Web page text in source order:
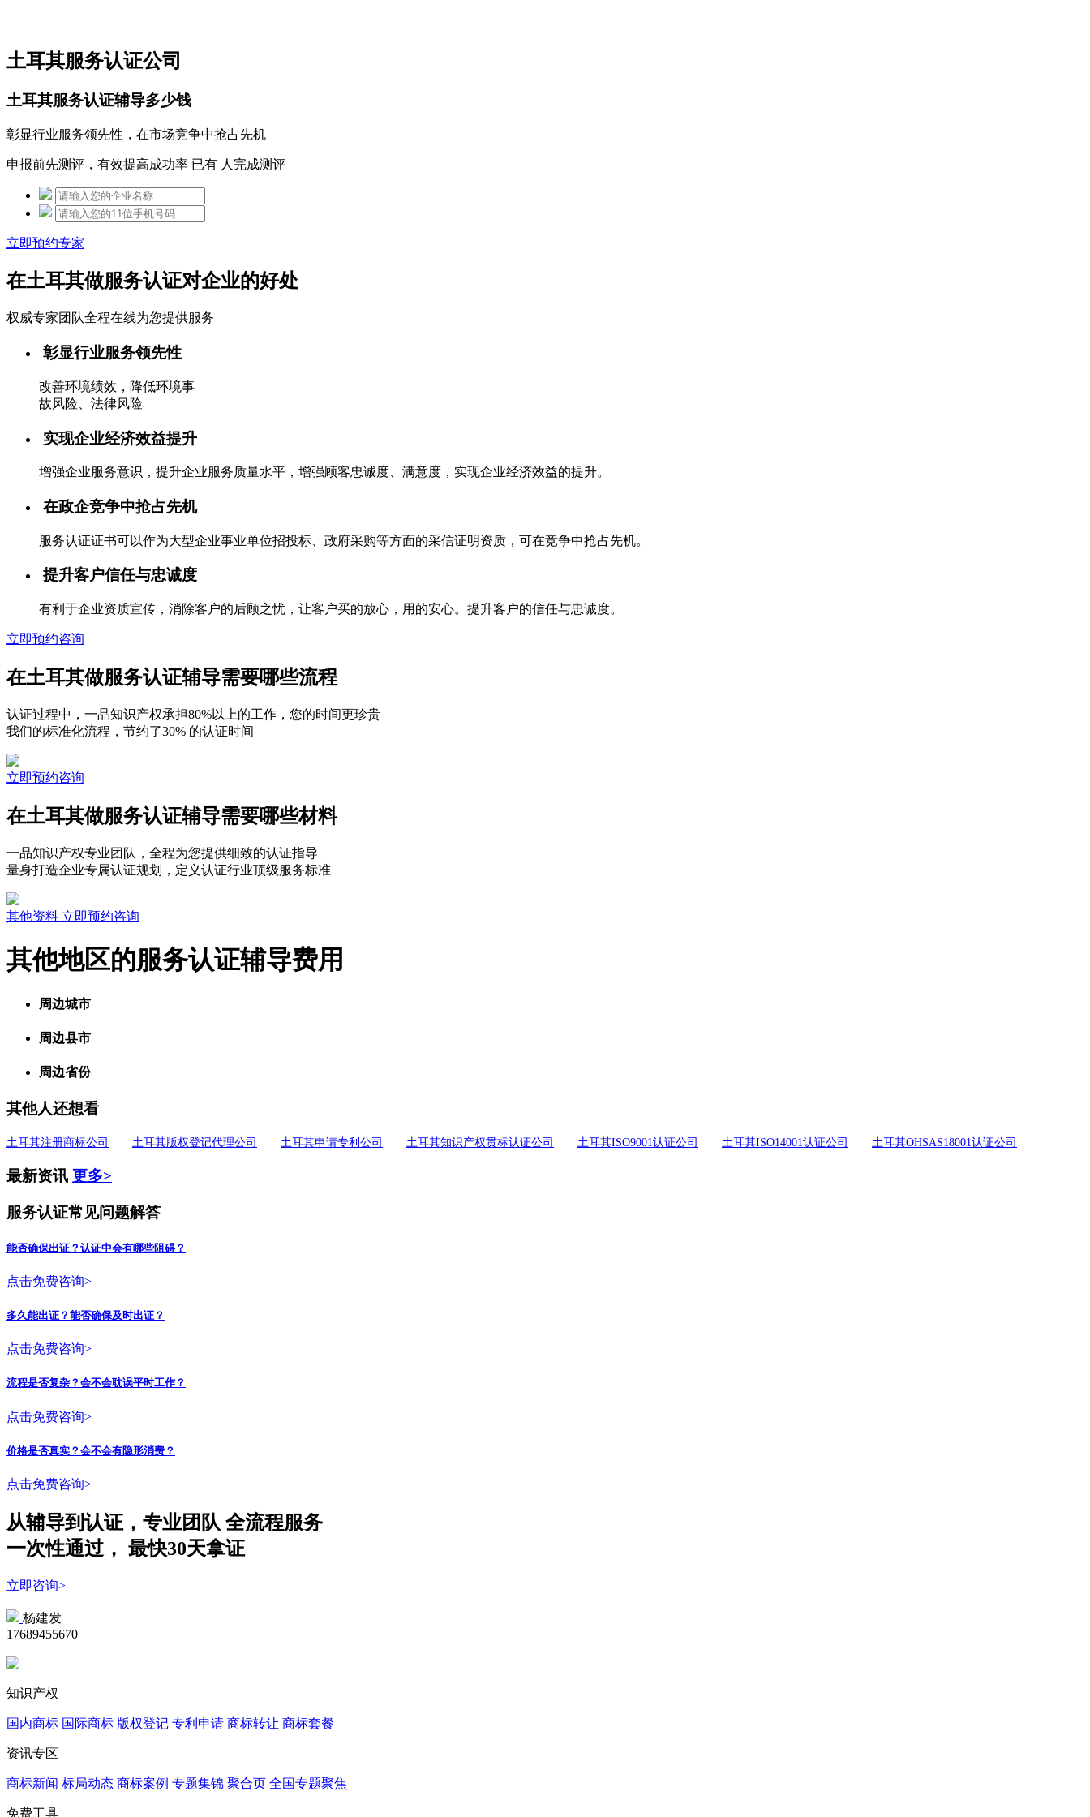
土耳其服务认证公司
土耳其服务认证辅导多少钱
彰显行业服务领先性，在市场竞争中抢占先机
申报前先测评，有效提高成功率 已有 人完成测评
立即预约专家
在土耳其做服务认证对企业的好处
权威专家团队全程在线为您提供服务
彰显行业服务领先性
改善环境绩效，降低环境事
故风险、法律风险
实现企业经济效益提升
增强企业服务意识，提升企业服务质量水平，增强顾客忠诚度、满意度，实现企业经济效益的提升。
在政企竞争中抢占先机
服务认证证书可以作为大型企业事业单位招投标、政府采购等方面的采信证明资质，可在竞争中抢占先机。
提升客户信任与忠诚度
有利于企业资质宣传，消除客户的后顾之忧，让客户买的放心，用的安心。提升客户的信任与忠诚度。
立即预约咨询
在土耳其做服务认证辅导需要哪些流程
认证过程中，一品知识产权承担80%以上的工作，您的时间更珍贵
我们的标准化流程，节约了30% 的认证时间
立即预约咨询
在土耳其做服务认证辅导需要哪些材料
一品知识产权专业团队，全程为您提供细致的认证指导
量身打造企业专属认证规划，定义认证行业顶级服务标准
其他资料 立即预约咨询
其他地区的服务认证辅导费用
周边城市
周边县市
周边省份
其他人还想看
土耳其注册商标公司 土耳其版权登记代理公司 土耳其申请专利公司 土耳其知识产权贯标认证公司 土耳其ISO9001认证公司 土耳其ISO14001认证公司 土耳其OHSAS18001认证公司
最新资讯 更多>
服务认证常见问题解答
能否确保出证？认证中会有哪些阻碍？
点击免费咨询>
多久能出证？能否确保及时出证？
点击免费咨询>
流程是否复杂？会不会耽误平时工作？
点击免费咨询>
价格是否真实？会不会有隐形消费？
点击免费咨询>
从辅导到认证，专业团队 全流程服务
一次性通过， 最快30天拿证
立即咨询>
杨建发
17689455670
知识产权
国内商标 国际商标 版权登记 专利申请 商标转让 商标套餐
资讯专区
商标新闻 标局动态 商标案例 专题集锦 聚合页 全国专题聚焦
免费工具